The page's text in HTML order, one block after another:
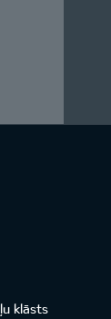
klāsts